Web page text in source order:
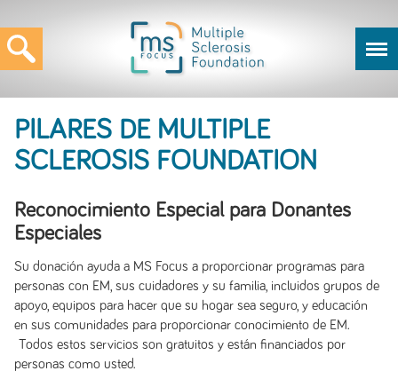
PILARES DE MULTIPLE
SCLEROSIS FOUNDATION
Reconocimiento Especial para Donantes
Especiales
Su donación ayuda a MS Focus a proporcionar programas para
personas con EM, sus cuidadores y su familia, incluidos grupos de
apoyo, equipos para hacer que su hogar sea seguro, y educación
en sus comunidades para proporcionar conocimiento de EM.
Todos estos servicios son gratuitos y están financiados por
personas como usted.